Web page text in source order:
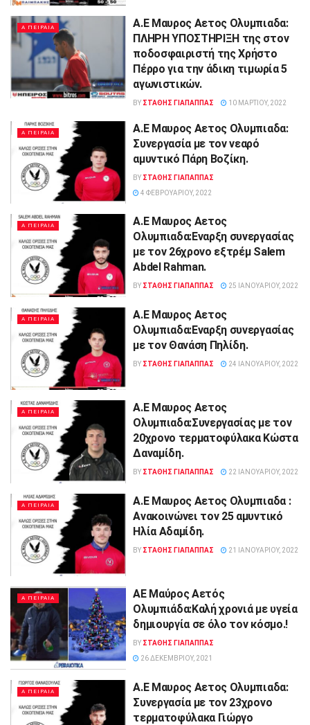
Α ΠΕΙΡΑΙΑ
Α.Ε Μαυρος Αετος Ολυμπιαδα:
ΠΛΗΡΗ ΥΠΟΣΤΗΡΙΞΗ της στον
ποδοσφαιριστή της Χρήστο
Πέρρο για την άδικη τιμωρία 5
αγωνιστικών.
BY ΣΤΑΘΗΣ ΓΊΑΠΑΠΠΑΣ 10 ΜΑΡΤΊΟΥ, 2022
Α ΠΕΙΡΑΙΑ
Α.Ε Μαυρος Αετος Ολυμπιαδα:
Συνεργασία με τον νεαρό
αμυντικό Πάρη Βοζίκη.
BY ΣΤΑΘΗΣ ΓΊΑΠΑΠΠΑΣ
4 ΦΕΒΡΟΥΑΡΊΟΥ, 2022
Α ΠΕΙΡΑΙΑ
Α.Ε Μαυρος Αετος
Ολυμπιαδα:Εναρξη συνεργασίας
με τον 26χρονο εξτρέμ Salem
Abdel Rahman.
BY ΣΤΑΘΗΣ ΓΊΑΠΑΠΠΑΣ 25 ΙΑΝΟΥΑΡΊΟΥ, 2022
Α ΠΕΙΡΑΙΑ
Α.Ε Μαυρος Αετος
Ολυμπιαδα:Eναρξη συνεργασίας
με τον Θανάση Πηλίδη.
BY ΣΤΑΘΗΣ ΓΊΑΠΑΠΠΑΣ 24 ΙΑΝΟΥΑΡΊΟΥ, 2022
Α ΠΕΙΡΑΙΑ
Α.Ε Μαυρος Αετος
Ολυμπιαδα:Συνεργασίας με τον
20χρονο τερματοφύλακα Κώστα
Δαναμίδη.
BY ΣΤΑΘΗΣ ΓΊΑΠΑΠΠΑΣ 22 ΙΑΝΟΥΑΡΊΟΥ, 2022
Α ΠΕΙΡΑΙΑ
Α.Ε Μαυρος Αετος Ολυμπιαδα :
Ανακοινώνει τον 25 αμυντικό
Ηλία Αδαμίδη.
BY ΣΤΑΘΗΣ ΓΊΑΠΑΠΠΑΣ 21 ΙΑΝΟΥΑΡΊΟΥ, 2022
Α ΠΕΙΡΑΙΑ
ΑΕ Μαύρος Αετός
Ολυμπιάδα:Καλή χρονιά με υγεία
δημιουργία σε όλο τον κόσμο.!
BY ΣΤΑΘΗΣ ΓΊΑΠΑΠΠΑΣ
26 ΔΕΚΕΜΒΡΊΟΥ, 2021
Α ΠΕΙΡΑΙΑ
Α.Ε Μαυρος Αετος Ολυμπιαδα:
Συνεργασία με τον 23χρονο
τερματοφύλακα Γιώργο